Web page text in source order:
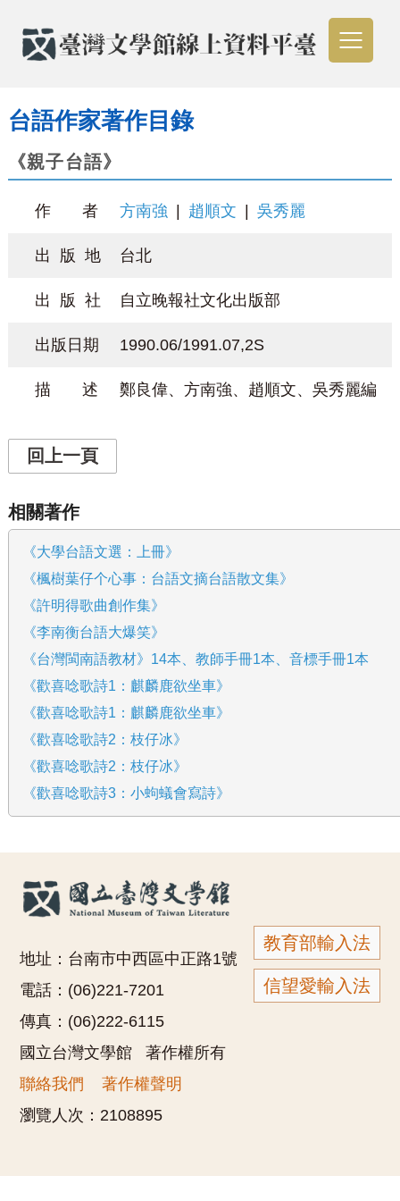
台語作家著作目錄
《親子台語》
作 者 方南強 趙順文 吳秀麗
出 版 地 台北
出 版 社 自立晚報社文化出版部
出版日期 1990.06/1991.07,2S
描 述 鄭良偉、方南強、趙順文、吳秀麗編
回上一頁
相關著作
《大學台語文選：上冊》
《楓樹葉仔个心事：台語文摘台語散文集》
《許明得歌曲創作集》
《李南衡台語大爆笑》
《台灣閩南語教材》14本、教師手冊1本、音標手冊1本
《歡喜唸歌詩1：麒麟鹿欲坐車》
《歡喜唸歌詩1：麒麟鹿欲坐車》
《歡喜唸歌詩2：枝仔冰》
《歡喜唸歌詩2：枝仔冰》
《歡喜唸歌詩3：小蚼蟻會寫詩》
教育部輸入法
信望愛輸入法
地址：台南市中西區中正路1號
電話：(06)221-7201
傳真：(06)222-6115
國立台灣文學館 著作權所有
聯絡我們
著作權聲明
瀏覽人次： 2108895